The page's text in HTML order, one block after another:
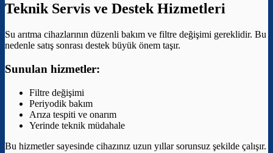
Teknik Servis ve Destek Hizmetleri
Su arıtma cihazlarının düzenli bakım ve filtre değişimi gereklidir. Bu
nedenle satış sonrası destek büyük önem taşır.
Sunulan hizmetler:
Filtre değişimi
Periyodik bakım
Arıza tespiti ve onarım
Yerinde teknik müdahale
Bu hizmetler sayesinde cihazınız uzun yıllar sorunsuz şekilde çalışır.